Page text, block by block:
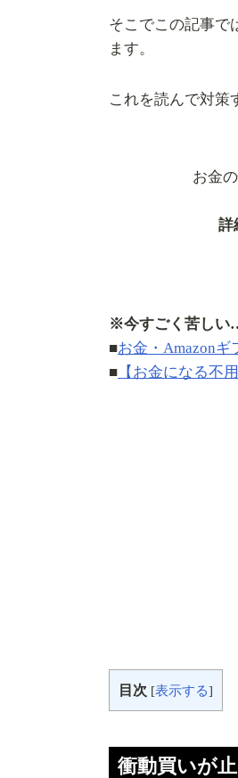
そこでこの記事で
ます。
これを読んで対策
お金
詳
※今すごく苦しい
■お金・Amazon
■ 【お金になる不
目次 [表示する]
衝動買いが